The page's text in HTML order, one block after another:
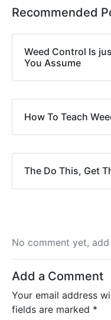
Recommended
Weed Control Is
You Assume
How To Teach
The Do This, Get
No comment yet,
Add a Comment
Your email address
fields are marked *